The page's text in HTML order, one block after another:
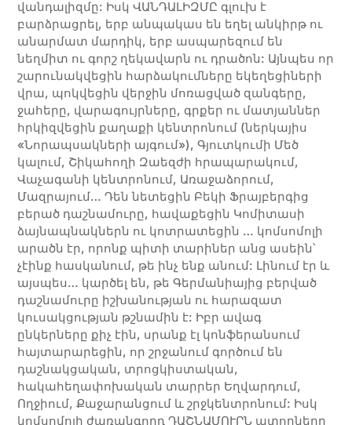
վանդալիզմը: Իսկ ՎԱՆԴԱԼԻԶՄԸ գլուխ է
բարձրացրել, երբ անպակաս են եղել անկիրթ ու
անարմատ մարդիկ, երբ ասպարեզում են
նեղմիտ ու գորշ ղեկավարն ու դրածոն: Այնպես որ
շարունակվեցին հարձակումները եկեղեցիների
վրա, պոկվեցին վերջին մոռացված զանգերը,
ջահերը, վարագույրները, գրքեր ու մատյաններ
հրկիզվեցին քաղաքի կենտրոնում (ներկայիս
«Նորապսակների այգում»), Գյուտկումի Մեծ
կալում, Շիկահողի Զաեզժի հրապարակում,
Վաչագանի կենտրոնում, Առաջաձորում,
Մազրայում… Դեն նետեցին Բեկի Ֆրայբերգից
բերած դաշնամուրը, հավաքեցին Կոմիտասի
ձայնապնակներն ու կոտրատեցին … կոմսոմոլի
արածն էր, որոնք պիտի տարիներ անց ասեին՝
չէինք հասկանում, թե ինչ ենք անում: Լինում էր և
այսպես… կարծել են, թե Գերմանիայից բերված
դաշնամուրը իշխանության ու հարազատ
կուսակցության թշնամին է: Իբր ավագ
ընկերները քիչ էին, սրանք էլ կոնֆերանսում
հայտարարեցին, որ շրջանում գործում են
դաշնակցական, տրոցկիստական,
հակահեղափոխական տարրեր Եղվարդում,
Ողջիում, Քաջարանցում և շրջկենտրոնում: Իսկ
կոմսոմոլի ժառանգորդ ԴԱՇՆԱՄՈՒՐՆ ատողները